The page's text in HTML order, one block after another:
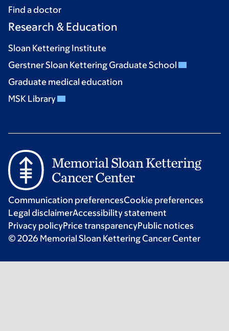
Find a doctor
Research & Education
Sloan Kettering Institute
Gerstner Sloan Kettering Graduate School
Graduate medical education
MSK Library
Communication preferencesCookie preferences
Legal disclaimerAccessibility statement
Privacy policyPrice transparencyPublic notices
© 2026 Memorial Sloan Kettering Cancer Center